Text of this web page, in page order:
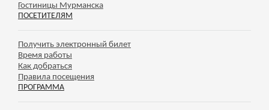
Гостиницы Мурманска
ПОСЕТИТЕЛЯМ
Получить электронный билет
Время работы
Как добраться
Правила посещения
ПРОГРАММА